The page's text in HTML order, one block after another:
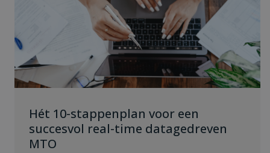
Hét 10-stappenplan voor een
succesvol real-time datagedreven
MTO